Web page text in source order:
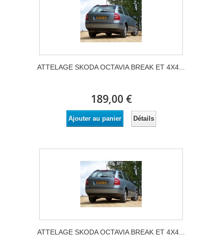
ATTELAGE SKODA OCTAVIA BREAK ET 4X4...
189,00 €
Ajouter au panier Détails
ATTELAGE SKODA OCTAVIA BREAK ET 4X4...